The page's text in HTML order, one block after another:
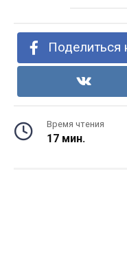
Поделиться
Время чтения
17 мин.